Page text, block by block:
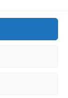
a r.l. è
al